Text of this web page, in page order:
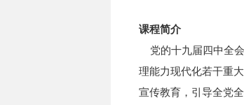
课程简介
党的十九届四中全
理能力现代化若干重
宣传教育，引导全党